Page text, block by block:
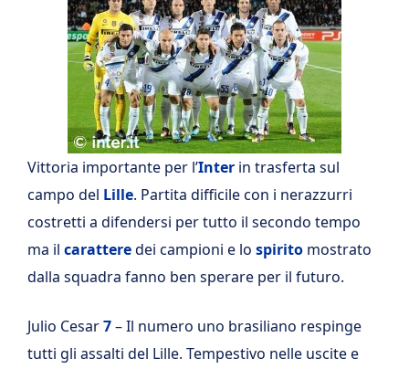
Vittoria importante per l’Inter in trasferta sul
campo del Lille. Partita difficile con i nerazzurri
costretti a difendersi per tutto il secondo tempo
ma il caratteredei campioni e lo spirito mostrato
dalla squadra fanno ben sperare per il futuro.
Julio Cesar7– Il numero uno brasiliano respinge
tutti gli assalti del Lille. Tempestivo nelle uscite e